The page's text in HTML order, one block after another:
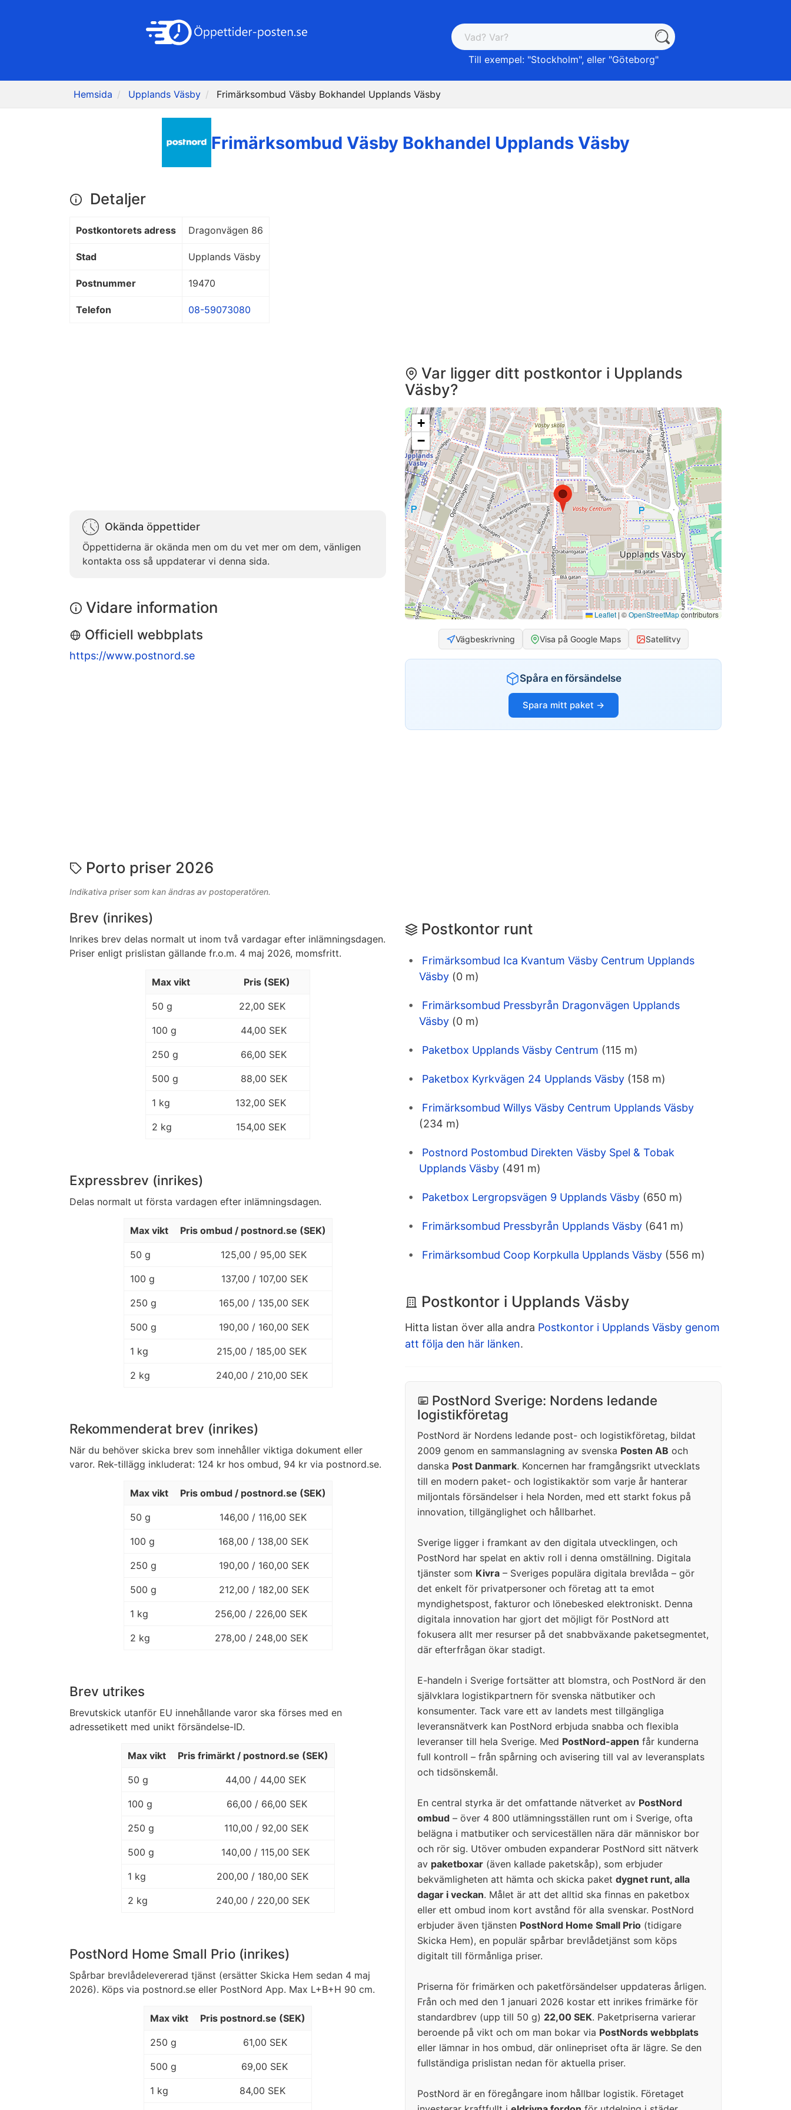
Till exempel: "Stockholm", eller "Göteborg"
Hemsida Upplands Väsby Frimärksombud Väsby Bokhandel Upplands Väsby
Frimärksombud Väsby Bokhandel Upplands Väsby
Detaljer
Postkontorets adress Dragonvägen 86
Stad Upplands Väsby
Postnummer 19470
Telefon 08-59073080
Okända öppettider
Öppettiderna är okända men om du vet mer om dem, vänligen
kontakta oss så uppdaterar vi denna sida.
Vidare information
Officiell webbplats
https://www.postnord.se
Porto priser 2026
Indikativa priser som kan ändras av postoperatören.
Brev (inrikes)
Inrikes brev delas normalt ut inom två vardagar efter inlämningsdagen.
Priser enligt prislistan gällande fr.o.m. 4 maj 2026, momsfritt.
Max vikt Pris (SEK)
50 g 22,00 SEK
100 g 44,00 SEK
250 g 66,00 SEK
500 g 88,00 SEK
1 kg 132,00 SEK
2 kg 154,00 SEK
Expressbrev (inrikes)
Delas normalt ut första vardagen efter inlämningsdagen.
Max vikt Pris ombud / postnord.se (SEK)
50 g 125,00 / 95,00 SEK
100 g 137,00 / 107,00 SEK
250 g 165,00 / 135,00 SEK
500 g 190,00 / 160,00 SEK
1 kg 215,00 / 185,00 SEK
2 kg 240,00 / 210,00 SEK
Rekommenderat brev (inrikes)
När du behöver skicka brev som innehåller viktiga dokument eller
varor. Rek-tillägg inkluderat: 124 kr hos ombud, 94 kr via postnord.se.
Max vikt Pris ombud / postnord.se (SEK)
50 g 146,00 / 116,00 SEK
100 g 168,00 / 138,00 SEK
250 g 190,00 / 160,00 SEK
500 g 212,00 / 182,00 SEK
1 kg 256,00 / 226,00 SEK
2 kg 278,00 / 248,00 SEK
Brev utrikes
Brevutskick utanför EU innehållande varor ska förses med en
adressetikett med unikt försändelse-ID.
Max vikt Pris frimärkt / postnord.se (SEK)
50 g 44,00 / 44,00 SEK
100 g 66,00 / 66,00 SEK
250 g 110,00 / 92,00 SEK
500 g 140,00 / 115,00 SEK
1 kg 200,00 / 180,00 SEK
2 kg 240,00 / 220,00 SEK
PostNord Home Small Prio (inrikes)
Spårbar brevlådelevererad tjänst (ersätter Skicka Hem sedan 4 maj
2026). Köps via postnord.se eller PostNord App. Max L+B+H 90 cm.
Max vikt Pris postnord.se (SEK)
250 g 61,00 SEK
500 g 69,00 SEK
1 kg 84,00 SEK
Var ligger ditt postkontor i Upplands
Väsby?
+
−
Leaflet | ©OpenStreetMapcontributors
Vägbeskrivning Visa på Google Maps Satellitvy
Spåra en försändelse
Spara mitt paket →
Postkontor runt
Frimärksombud Ica Kvantum Väsby Centrum Upplands
Väsby (0 m)
Frimärksombud Pressbyrån Dragonvägen Upplands
Väsby (0 m)
Paketbox Upplands Väsby Centrum (115 m)
Paketbox Kyrkvägen 24 Upplands Väsby (158 m)
Frimärksombud Willys Väsby Centrum Upplands Väsby
(234 m)
Postnord Postombud Direkten Väsby Spel & Tobak
Upplands Väsby (491 m)
Paketbox Lergropsvägen 9 Upplands Väsby (650 m)
Frimärksombud Pressbyrån Upplands Väsby (641 m)
Frimärksombud Coop Korpkulla Upplands Väsby (556 m)
Postkontor i Upplands Väsby
Hitta listan över alla andra Postkontor i Upplands Väsby genom
att följa den här länken.
PostNord Sverige: Nordens ledande
logistikföretag
PostNord är Nordens ledande post- och logistikföretag, bildat
2009 genom en sammanslagning av svenska Posten AB och
danska Post Danmark. Koncernen har framgångsrikt utvecklats
till en modern paket- och logistikaktör som varje år hanterar
miljontals försändelser i hela Norden, med ett starkt fokus på
innovation, tillgänglighet och hållbarhet.
Sverige ligger i framkant av den digitala utvecklingen, och
PostNord har spelat en aktiv roll i denna omställning. Digitala
tjänster som Kivra – Sveriges populära digitala brevlåda – gör
det enkelt för privatpersoner och företag att ta emot
myndighetspost, fakturor och lönebesked elektroniskt. Denna
digitala innovation har gjort det möjligt för PostNord att
fokusera allt mer resurser på det snabbväxande paketsegmentet,
där efterfrågan ökar stadigt.
E-handeln i Sverige fortsätter att blomstra, och PostNord är den
självklara logistikpartnern för svenska nätbutiker och
konsumenter. Tack vare ett av landets mest tillgängliga
leveransnätverk kan PostNord erbjuda snabba och flexibla
leveranser till hela Sverige. Med PostNord-appen får kunderna
full kontroll – från spårning och avisering till val av leveransplats
och tidsönskemål.
En central styrka är det omfattande nätverket av PostNord
ombud – över 4 800 utlämningsställen runt om i Sverige, ofta
belägna i matbutiker och serviceställen nära där människor bor
och rör sig. Utöver ombuden expanderar PostNord sitt nätverk
av paketboxar (även kallade paketskåp), som erbjuder
bekvämligheten att hämta och skicka paket dygnet runt, alla
dagar i veckan. Målet är att det alltid ska finnas en paketbox
eller ett ombud inom kort avstånd för alla svenskar. PostNord
erbjuder även tjänsten PostNord Home Small Prio (tidigare
Skicka Hem), en populär spårbar brevlådetjänst som köps
digitalt till förmånliga priser.
Priserna för frimärken och paketförsändelser uppdateras årligen.
Från och med den 1 januari 2026 kostar ett inrikes frimärke för
standardbrev (upp till 50 g) 22,00 SEK. Paketpriserna varierar
beroende på vikt och om man bokar via PostNords webbplats
eller lämnar in hos ombud, där onlinepriset ofta är lägre. Se den
fullständiga prislistan nedan för aktuella priser.
PostNord är en föregångare inom hållbar logistik. Företaget